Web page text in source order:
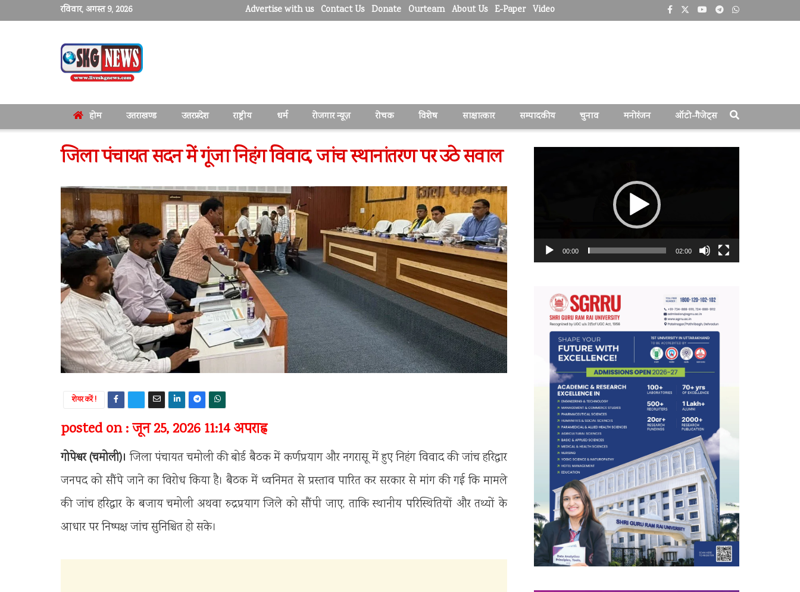
रविवार, अगस्त 9, 2026 Advertise with us Contact Us Donate Ourteam About Us E-Paper Video
होम उत्तराखण्ड उत्तरप्रदेश राष्ट्रीय धर्म रोजगार न्यूज़ रोचक विशेष साक्षात्कार सम्पादकीय चुनाव मनोरंजन ऑटो-गैजेट्स
जिला पंचायत सदन में गूंजा निहंग विवाद, जांच स्थानांतरण पर उठे सवाल
शेयर करें !
posted on : जून 25, 2026 11:14 अपराह्न
गोपेश्वर (चमोली)। जिला पंचायत चमोली की बोर्ड बैठक में कर्णप्रयाग और नगरासू में हुए निहंग विवाद की जांच हरिद्वार
जनपद को सौंपे जाने का विरोध किया है। बैठक में ध्वनिमत से प्रस्ताव पारित कर सरकार से मांग की गई कि मामले
की जांच हरिद्वार के बजाय चमोली अथवा रुद्रप्रयाग जिले को सौंपी जाए, ताकि स्थानीय परिस्थितियों और तथ्यों के
आधार पर निष्पक्ष जांच सुनिश्चित हो सके।
00:00 02:00